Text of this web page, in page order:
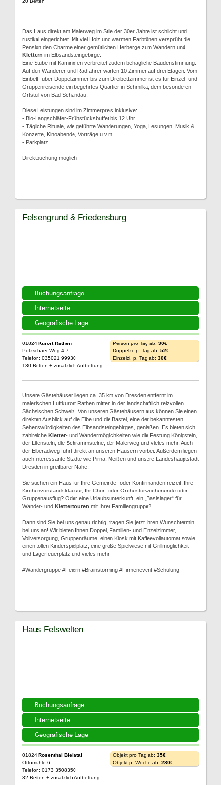
20 Betten
Das Haus direkt am Malerweg im Stile der 30er Jahre ist schlicht und
rustikal eingerichtet. Mit viel Holz und warmen Farbtönen versprüht die
Pension den Charme einer gemütlichen Herberge zum Wandern und
Klettern im Elbsandsteingebirge.
Eine Stube mit Kaminofen verbreitet zudem behagliche Baudenstimmung.
Auf den Wanderer und Radfahrer warten 10 Zimmer auf drei Etagen. Vom
Einbett- über Doppelzimmer bis zum Dreibettzimmer ist es für Einzel- und
Gruppenreisende ein begehrtes Quartier in Schmilka, dem besonderen
Ortsteil von Bad Schandau.
Diese Leistungen sind im Zimmerpreis inklusive:
- Bio-Langschläfer-Frühstücksbuffet bis 12 Uhr
- Tägliche Rituale, wie geführte Wanderungen, Yoga, Lesungen, Musik &
Konzerte, Kinoabende, Vorträge u.v.m.
- Parkplatz
Direktbuchung möglich
Buchungsanfrage
Internetseite
Geografische Lage
Felsengrund & Friedensburg
01824 Kurort Rathen
Pötzschaer Weg 4-7
Telefon: 035021 99930
130 Betten + zusätzlich Aufbettung
Person pro Tag ab: 30€
Doppelzi. p. Tag ab: 52€
Einzelzi. p. Tag ab: 30€
Unsere Gästehäuser liegen ca. 35 km von Dresden entfernt im
malerischen Luftkurort Rathen mitten in der landschaftlich reizvollen
Sächsischen Schweiz. Von unseren Gästehäusern aus können Sie einen
direkten Ausblick auf die Elbe und die Bastei, eine der bekanntesten
Sehenswürdigkeiten des Elbsandsteingebirges, genießen. Es bieten sich
zahlreiche Kletter- und Wandermöglichkeiten wie die Festung Königstein,
der Lilienstein, die Schrammsteine, der Malerweg und vieles mehr. Auch
der Elberadweg führt direkt an unseren Häusern vorbei. Außerdem liegen
auch interessante Städte wie Pirna, Meißen und unsere Landeshauptstadt
Dresden in greifbarer Nähe.
Sie suchen ein Haus für Ihre Gemeinde- oder Konfirmandenfreizeit, Ihre
Kirchenvorstandsklausur, Ihr Chor- oder Orchesterwochenende oder
Gruppenausflug? Oder eine Urlaubsunterkunft, ein „Basislager“ für
Wander- und Klettertouren mit Ihrer Familiengruppe?
Dann sind Sie bei uns genau richtig, fragen Sie jetzt Ihren Wunschtermin
bei uns an! Wir bieten Ihnen Doppel, Familien- und Einzelzimmer,
Vollversorgung, Gruppenräume, einen Kiosk mit Kaffeevollautomat sowie
einen tollen Kinderspielplatz, eine große Spielwiese mit Grillmöglichkeit
und Lagerfeuerplatz und vieles mehr.
#Wandergruppe #Feiern #Brainstorming #Firmenevent #Schulung
Buchungsanfrage
Internetseite
Geografische Lage
Haus Felswelten
01824 Rosenthal Bielatal
Ottomühle 6
Telefon: 0173 3508350
32 Betten + zusätzlich Aufbettung
Objekt pro Tag ab: 35€
Objekt p. Woche ab: 280€